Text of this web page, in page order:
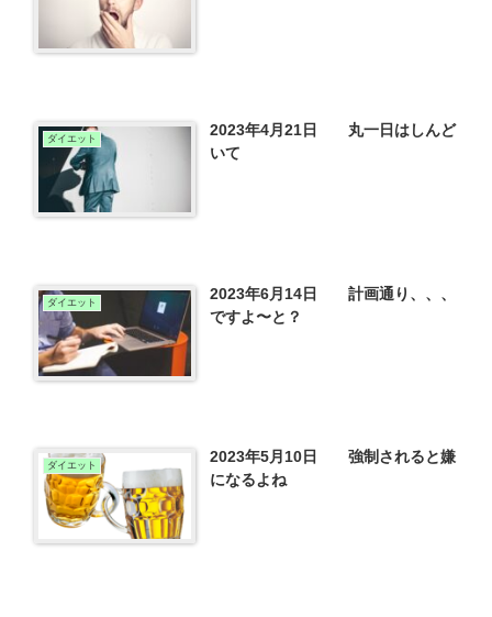
ダイエット
2023年4月21日 丸一日はしんど
いて
ダイエット
2023年6月14日 計画通り、、、
ですよ〜と？
ダイエット
2023年5月10日 強制されると嫌
になるよね